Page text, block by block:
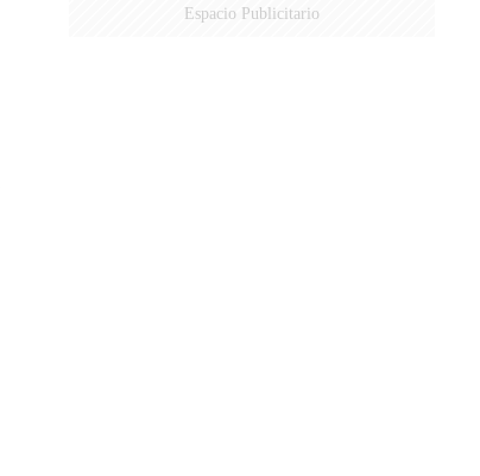
Espacio Publicitario